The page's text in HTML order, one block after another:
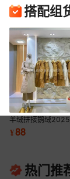
搭配组
羊绒拼接鹅绒
面赫本风羊毛大衣
品牌折扣批发
¥88
热门推